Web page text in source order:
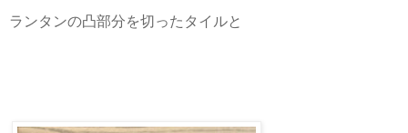
ランタンの凸部分を切ったタイルと